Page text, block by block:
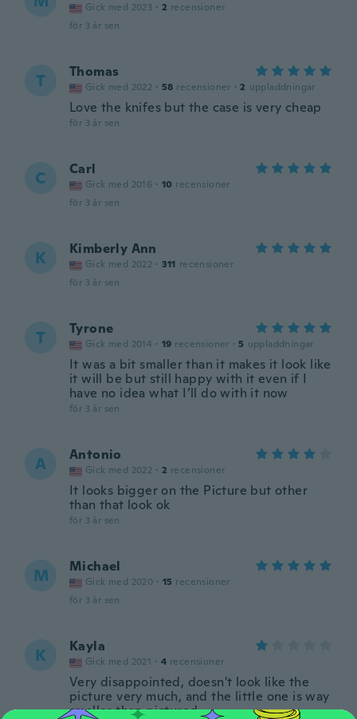
Gick med 2023 · 2 recensioner
för 3 år sen
T Thomas
Gick med 2022 · 58 recensioner · 2 uppladdningar
Love the knifes but the case is very cheap
för 3 år sen
C Carl
Gick med 2016 · 10 recensioner
för 3 år sen
K Kimberly Ann
Gick med 2022 · 311 recensioner
för 3 år sen
T Tyrone
Gick med 2014 · 19 recensioner · 5 uppladdningar
It was a bit smaller than it makes it look like
it will be but still happy with it even if I
have no idea what I’ll do with it now
för 3 år sen
A Antonio
Gick med 2022 · 2 recensioner
It looks bigger on the Picture but other
than that look ok
för 3 år sen
M Michael
Gick med 2020 · 15 recensioner
för 3 år sen
K Kayla
Gick med 2021 · 4 recensioner
Very disappointed, doesn't look like the
picture very much, and the little one is way
smaller than pictured.